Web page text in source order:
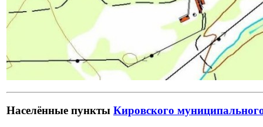
Населённые пункты Кировского